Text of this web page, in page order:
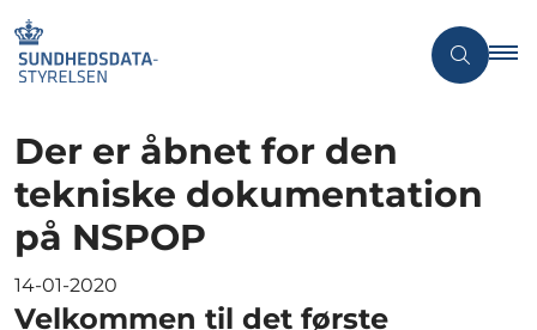
Der er åbnet for den
tekniske dokumentation
på NSPOP
14-01-2020
Velkommen til det første